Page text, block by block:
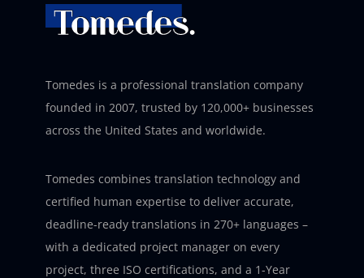
Tomedes is a professional translation company
founded in 2007, trusted by 120,000+ businesses
across the United States and worldwide.
Tomedes combines translation technology and
certified human expertise to deliver accurate,
deadline-ready translations in 270+ languages –
with a dedicated project manager on every
project, three ISO certifications, and a 1-Year